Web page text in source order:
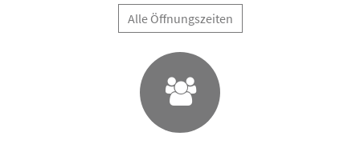
Alle Öffnungszeiten